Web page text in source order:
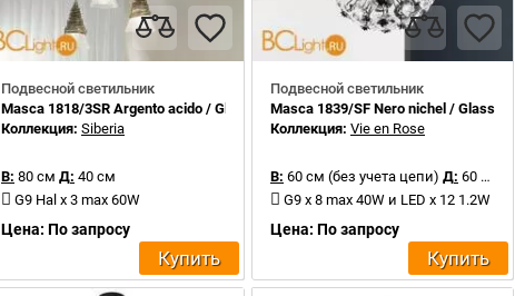
Подвесной светильник
Masca 1818/3SR Argento acido / Glass 414
Коллекция: Siberia
В: 80 см Д: 40 см
G9 Hal x 3 max 60W
Цена: По запросу
Купить
Подвесной светильник
Masca 1839/SF Nero nichel / Glass 525
Коллекция: Vie en Rose
В: 60 см (без учета цепи) Д: 60 см
G9 x 8 max 40W и LED x 12 1.2W
Цена: По запросу
Купить